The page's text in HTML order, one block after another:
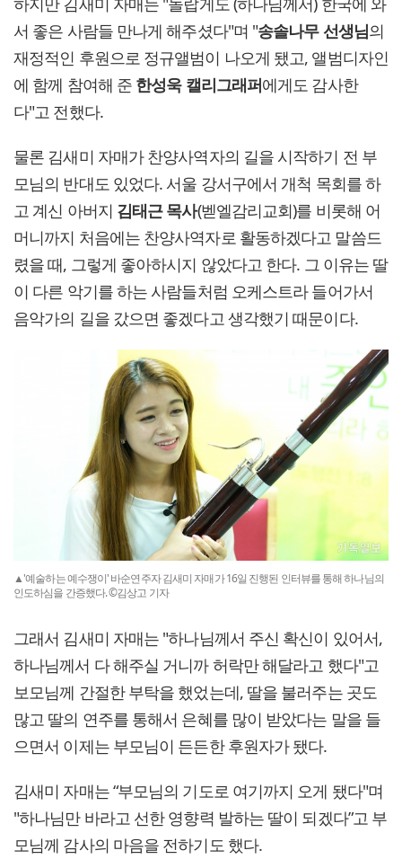
서 좋은 사람들 만나게 해주셨다"며 "송솔나무 선생님의
재정적인 후원으로 정규앨범이 나오게 됐고, 앨범디자인
에 함께 참여해 준 한성욱 캘리그래퍼에게도 감사한
다"고 전했다.
물론 김새미 자매가 찬양사역자의 길을 시작하기 전 부
모님의 반대도 있었다. 서울 강서구에서 개척 목회를 하
고 계신 아버지 김태근 목사(벧엘감리교회)를 비롯해 어
머니까지 처음에는 찬양사역자로 활동하겠다고 말씀드
렸을 때, 그렇게 좋아하시지 않았다고 한다. 그 이유는 딸
이 다른 악기를 하는 사람들처럼 오케스트라 들어가서
음악가의 길을 갔으면 좋겠다고 생각했기 때문이다.
▲'예술하는 예수쟁이' 바순연주자 김새미 자매가 16일 진행된 인터뷰를 통해 하나님의
인도하심을 간증했다. ©김상고 기자
그래서 김새미 자매는 "하나님께서 주신 확신이 있어서,
하나님께서 다 해주실 거니까 허락만 해달라고 했다"고
보모님께 간절한 부탁을 했었는데, 딸을 불러주는 곳도
많고 딸의 연주를 통해서 은혜를 많이 받았다는 말을 들
으면서 이제는 부모님이 든든한 후원자가 됐다.
김새미 자매는 “부모님의 기도로 여기까지 오게 됐다"며
"하나님만 바라고 선한 영향력 발하는 딸이 되겠다”고 부
모님께 감사의 마음을 전하기도 했다.